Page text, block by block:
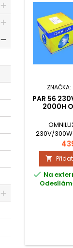
ZNAČKA:
PAR 56
2000H
230V/300W

 Na